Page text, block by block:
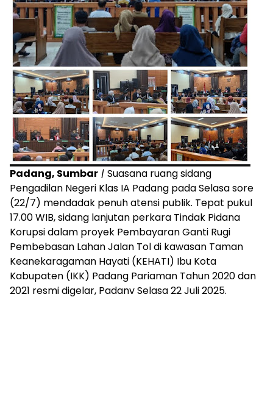
Padang, Sumbar | Suasana ruang sidang
Pengadilan Negeri Klas IA Padang pada Selasa sore
(22/7) mendadak penuh atensi publik. Tepat pukul
17.00 WIB, sidang lanjutan perkara Tindak Pidana
Korupsi dalam proyek Pembayaran Ganti Rugi
Pembebasan Lahan Jalan Tol di kawasan Taman
Keanekaragaman Hayati (KEHATI) Ibu Kota
Kabupaten (IKK) Padang Pariaman Tahun 2020 dan
2021 resmi digelar, Padanv Selasa 22 Juli 2025.